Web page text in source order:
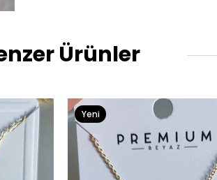
Ürünler
Yeni
Ürün